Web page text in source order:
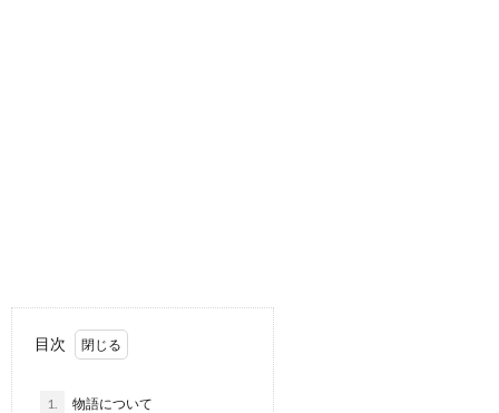
目次
1. 物語について